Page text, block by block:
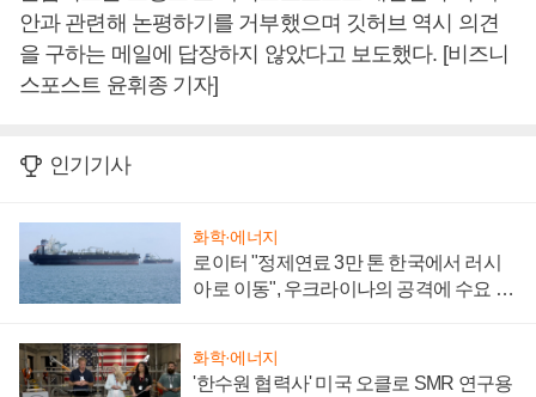
안과 관련해 논평하기를 거부했으며 깃허브 역시 의견
을 구하는 메일에 답장하지 않았다고 보도했다. [비즈니
스포스트 윤휘종 기자]
인기기사
화학·에너지
로이터 "정제연료 3만 톤 한국에서 러시
아로 이동", 우크라이나의 공격에 수요 늘
화학·에너지
'한수원 협력사' 미국 오클로 SMR 연구용